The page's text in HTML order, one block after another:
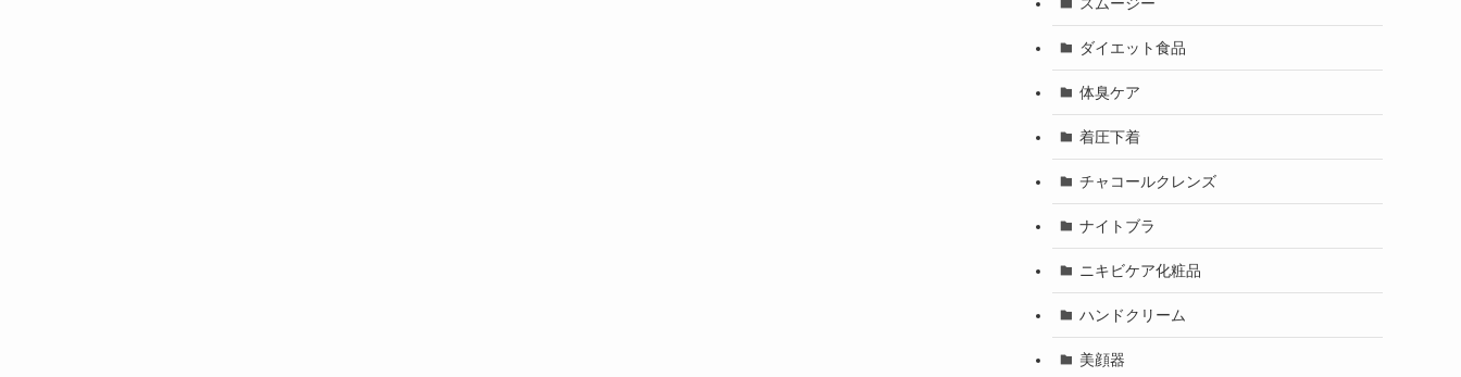
ダイエット食品
体臭ケア
着圧下着
チャコールクレンズ
ナイトブラ
ニキビケア化粧品
ハンドクリーム
美顔器